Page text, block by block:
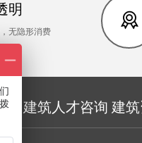
明
无隐形消费
询 建筑人才咨询 建